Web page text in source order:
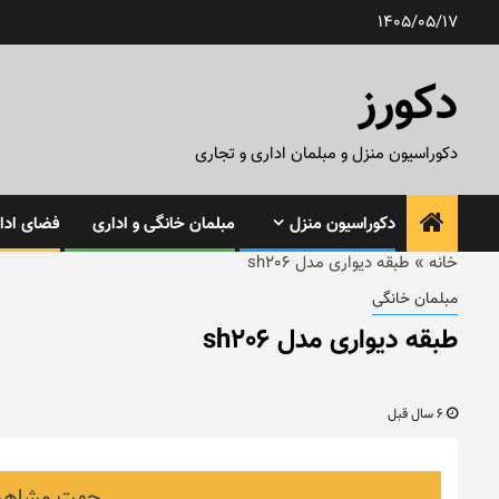
1405/05/17
دکورز
دکوراسیون منزل و مبلمان اداری و تجاری
دکوراسیون منزل مبلمان خانگی و اداری فضای
خانه » طبقه دیواری مدل sh206
مبلمان خانگی
طبقه دیواری مدل sh206